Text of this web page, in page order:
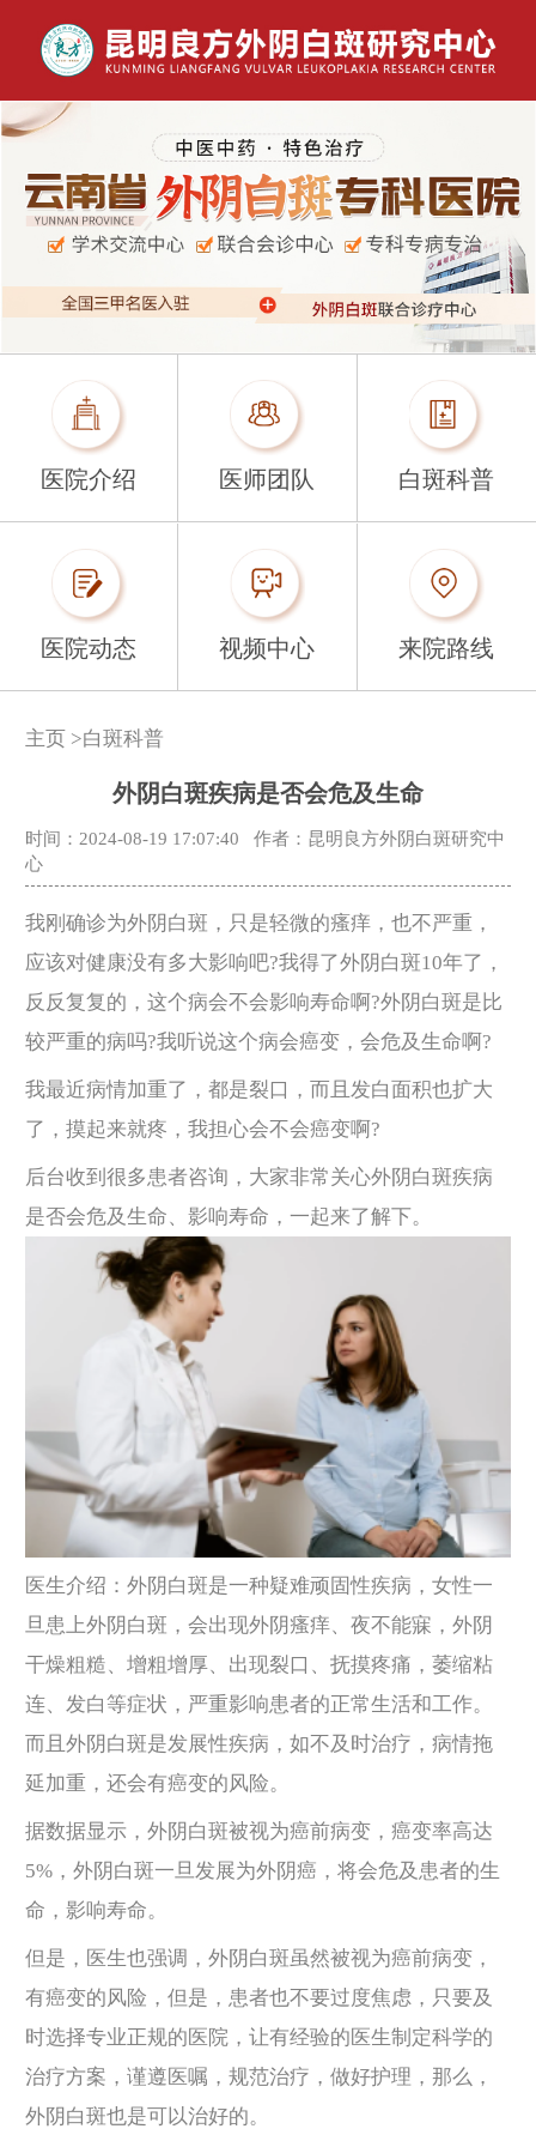
医院介绍 医师团队 白斑科普
医院动态 视频中心 来院路线
主页 >白斑科普
外阴白斑疾病是否会危及生命
时间：2024-08-19 17:07:40
作者：昆明良方外阴白斑研究中
心
我刚确诊为外阴白斑，只是轻微的瘙痒，也不严重，
应该对健康没有多大影响吧?我得了外阴白斑10年了，
反反复复的，这个病会不会影响寿命啊?外阴白斑是比
较严重的病吗?我听说这个病会癌变，会危及生命啊?
我最近病情加重了，都是裂口，而且发白面积也扩大
了，摸起来就疼，我担心会不会癌变啊?
后台收到很多患者咨询，大家非常关心外阴白斑疾病
是否会危及生命、影响寿命，一起来了解下。
医生介绍：外阴白斑是一种疑难顽固性疾病，女性一
旦患上外阴白斑，会出现外阴瘙痒、夜不能寐，外阴
干燥粗糙、增粗增厚、出现裂口、抚摸疼痛，萎缩粘
连、发白等症状，严重影响患者的正常生活和工作。
而且外阴白斑是发展性疾病，如不及时治疗，病情拖
延加重，还会有癌变的风险。
据数据显示，外阴白斑被视为癌前病变，癌变率高达
5%，外阴白斑一旦发展为外阴癌，将会危及患者的生
命，影响寿命。
但是，医生也强调，外阴白斑虽然被视为癌前病变，
有癌变的风险，但是，患者也不要过度焦虑，只要及
时选择专业正规的医院，让有经验的医生制定科学的
治疗方案，谨遵医嘱，规范治疗，做好护理，那么，
外阴白斑也是可以治好的。